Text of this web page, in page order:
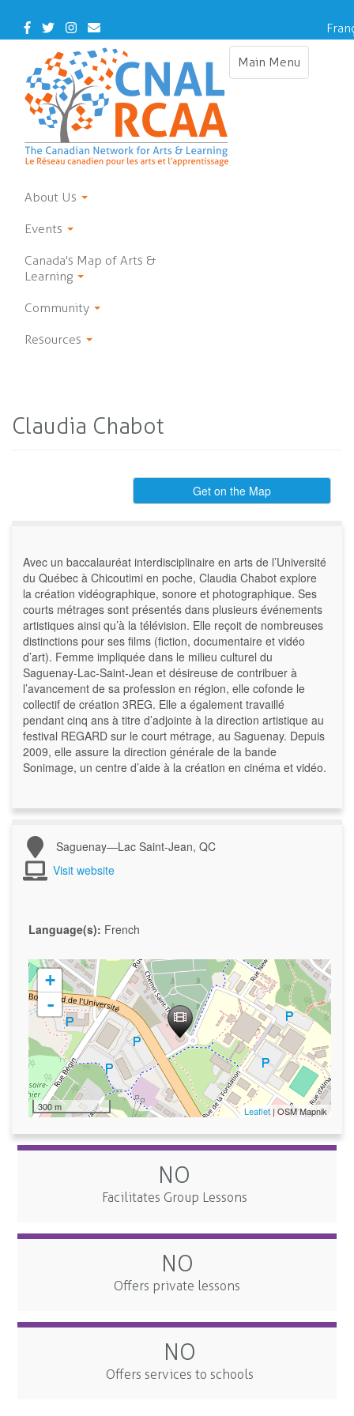
main
Facebook
TwitterInstagram
Contact
Us
Main Menu
Toggle
About Us
Events
Canada's Map of Arts &
Learning
Community
Resources
Claudia Chabot
Get on the Map
Avec un baccalauréat interdisciplinaire en arts de l’Université
du Québec à Chicoutimi en poche, Claudia Chabot explore
la création vidéographique, sonore et photographique. Ses
courts métrages sont présentés dans plusieurs événements
artistiques ainsi qu’à la télévision. Elle reçoit de nombreuses
distinctions pour ses films (fiction, documentaire et vidéo
d’art). Femme impliquée dans le milieu culturel du
Saguenay-Lac-Saint-Jean et désireuse de contribuer à
l’avancement de sa profession en région, elle cofonde le
collectif de création 3REG. Elle a également travaillé
pendant cinq ans à titre d’adjointe à la direction artistique au
festival REGARD sur le court métrage, au Saguenay. Depuis
2009, elle assure la direction générale de la bande
Sonimage, un centre d’aide à la création en cinéma et vidéo.
Saguenay—Lac Saint-Jean, QC
Visit website
Language(s): French
+
-
300 m Leaflet | OSM Mapnik
NO
Facilitates Group Lessons
NO
Offers private lessons
NO
Offers services to schools